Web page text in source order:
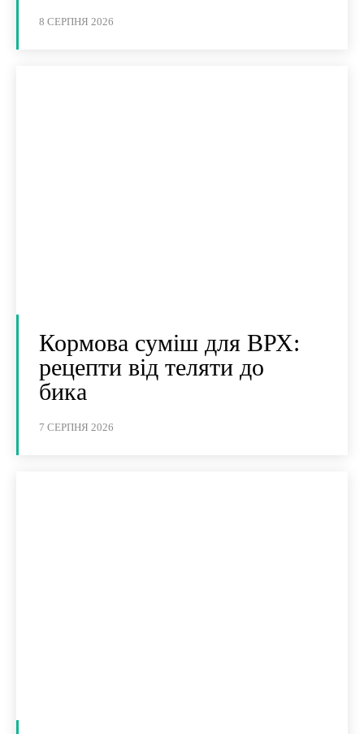
8 СЕРПНЯ 2026
Кормова суміш для ВРХ:
рецепти від теляти до
бика
7 СЕРПНЯ 2026